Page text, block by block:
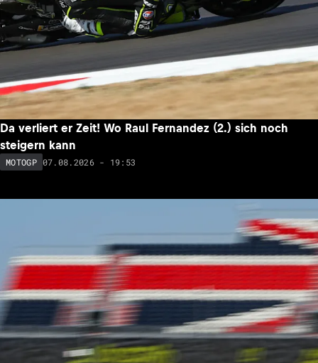
Da verliert er Zeit! Wo Raul Fernandez (2.) sich noch
steigern kann
MOTOGP 07.08.2026 - 19:53